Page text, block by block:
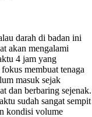
darah di badan ini
akan mengalami
4 jam yang
membuat tenaga
masuk sejak
dan berbaring sejenak.
sudah sangat sempit
kondisi volume